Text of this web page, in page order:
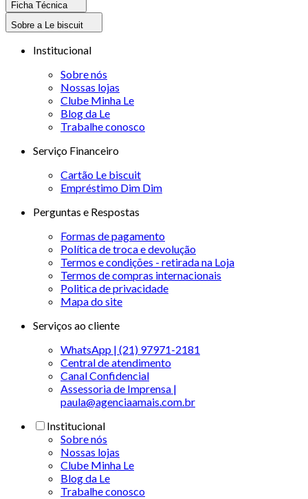
Ficha Técnica
Sobre a Le biscuit
Institucional
Sobre nós
Nossas lojas
Clube Minha Le
Blog da Le
Trabalhe conosco
Serviço Financeiro
Cartão Le biscuit
Empréstimo Dim Dim
Perguntas e Respostas
Formas de pagamento
Política de troca e devolução
Termos e condições - retirada na Loja
Termos de compras internacionais
Politica de privacidade
Mapa do site
Serviços ao cliente
WhatsApp | (21) 97971-2181
Central de atendimento
Canal Confidencial
Assessoria de Imprensa |
paula@agenciaamais.com.br
Institucional
Sobre nós
Nossas lojas
Clube Minha Le
Blog da Le
Trabalhe conosco